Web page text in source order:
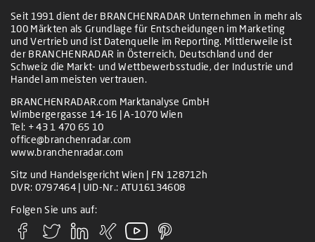
Seit 1991 dient der BRANCHENRADAR Unternehmen in mehr als
100 Märkten als Grundlage für Entscheidungen im Marketing
und Vertrieb und ist Datenquelle im Reporting. Mittlerweile ist
der BRANCHENRADAR in Österreich, Deutschland und der
Schweiz die Markt- und Wettbewerbsstudie, der Industrie und
Handel am meisten vertrauen.
BRANCHENRADAR.com Marktanalyse GmbH
Wimbergergasse 14-16 | A-1070 Wien
Tel: + 43 1 470 65 10
office@branchenradar.com
www.branchenradar.com
Sitz und Handelsgericht Wien | FN 128712h
DVR: 0797464 | UID-Nr.: ATU16134608
Folgen Sie uns auf: